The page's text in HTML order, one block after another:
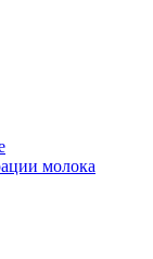
молока